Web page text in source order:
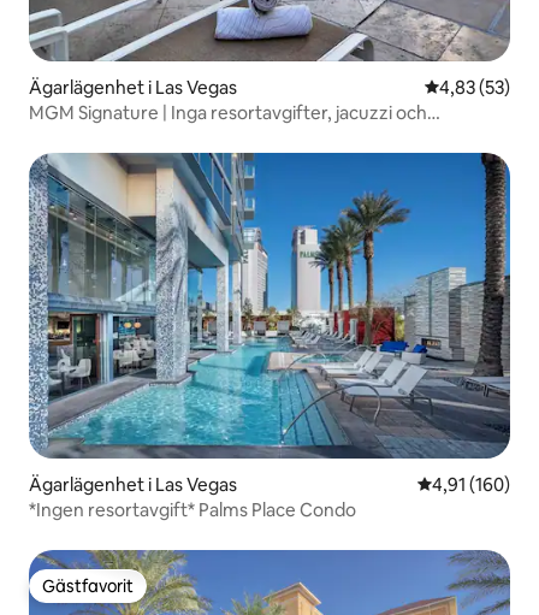
Ägarlägenhet i Las Vegas 4,83 av 5 i
4,83 (53)
MGM Signature | Inga resortavgifter, jacuzzi och
Ägarlägenhet i Las Vegas 4,91 av 5 i
4,91 (160)
*Ingen resortavgift* Palms Place Condo
Gästfavorit
Gästfavorit